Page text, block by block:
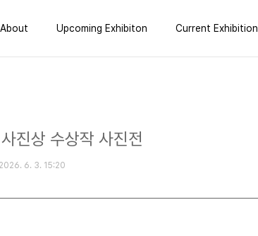
About
Upcoming Exhibiton Current Exhibition
진상 수상작 사진전
2026. 6. 3. 15:20